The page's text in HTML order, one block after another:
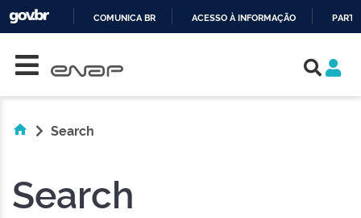
COMUNICA BR ACESSO À INFORMAÇÃO
Search
Search